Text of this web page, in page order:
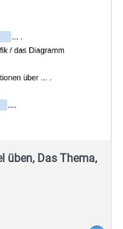
üben, Das Thema,